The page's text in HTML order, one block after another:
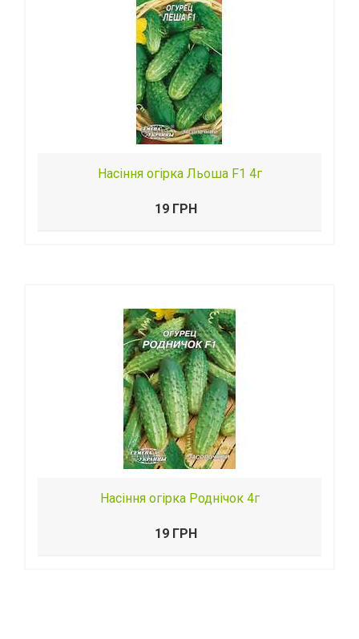
Насіння огірка Льоша F1 4г
19 ГРН
Насіння огірка Роднічок 4г
19 ГРН